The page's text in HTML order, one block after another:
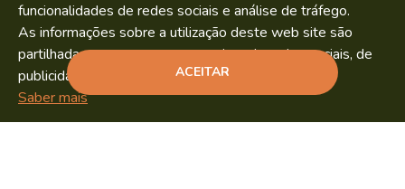
ADICIONAR
Copyright © 2022. ByBild.pt
ACEITAR
funcionalidades de redes sociais e análise de tráfego.
As informações sobre a utilização deste web site são
partilhadas com os nossos parceiros de redes sociais, de
publicidade e análise.
Saber mais